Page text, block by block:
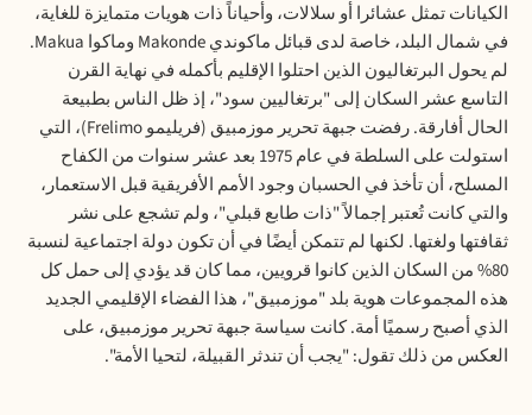
الكيانات تمثل عشائرا أو سلالات، وأحياناً ذات هويات متمايزة للغاية،
في شمال البلد، خاصة لدى قبائل ماكونديMakonde وماكوا Makua
.
لم يحول البرتغاليون الذين احتلوا الإقليم بأكمله في نهاية القرن
التاسع عشر السكان إلى "برتغاليين سود"، إذ ظل الناس بطبيعة
الحال أفارقة. رفضت جبهة تحرير موزمبيق (فريليموFrelimo)، التي
استولت على السلطة في عام 1975 بعد عشر سنوات من الكفاح
المسلح، أن تأخذ في الحسبان وجود الأمم الأفريقية قبل الاستعمار،
والتي كانت تُعتبر إجمالاً "ذات طابع قبلي"، ولم تشجع على نشر
ثقافتها ولغتها. لكنها لم تتمكن أيضًا في أن تكون دولة اجتماعية لنسبة
80% من السكان الذين كانوا قرويين، مما كان قد يؤدي إلى حمل كل
هذه المجموعات هوية بلد "موزمبيق"، هذا الفضاء الإقليمي الجديد
الذي أصبح رسميًا أمة. كانت سياسة جبهة تحرير موزمبيق، على
العكس من ذلك تقول: "يجب أن تندثر القبيلة، لتحيا الأمة".